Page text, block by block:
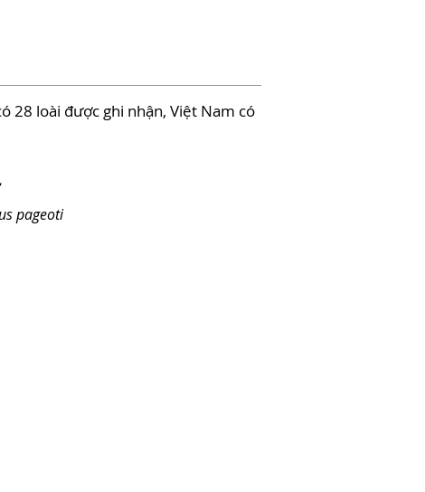
28 loài được ghi nhận, Việt Nam có
pageoti